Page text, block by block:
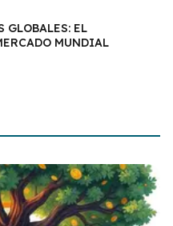
GLOBALES: EL
MUNDIAL